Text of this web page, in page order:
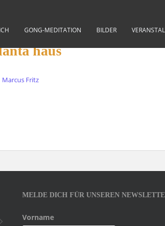
GONG-MEDITATION BILDER
haus
Marcus Fritz
MELDE DICH FÜR UNSEREN
Vorname